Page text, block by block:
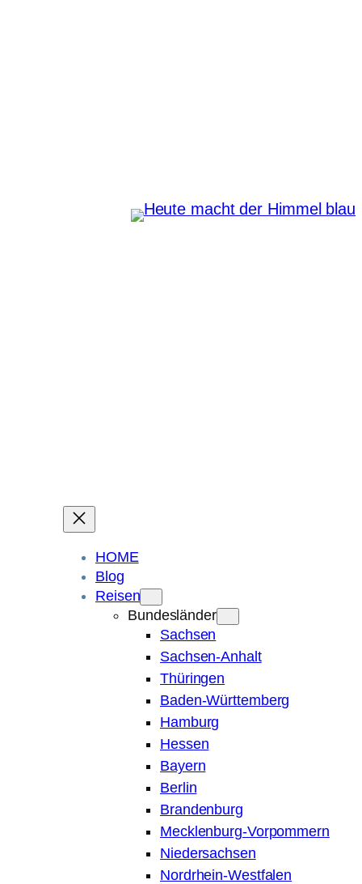
HOME
Blog
Reisen
Bundesländer
Sachsen
Sachsen-Anhalt
Thüringen
Baden-Württemberg
Hamburg
Hessen
Bayern
Berlin
Brandenburg
Mecklenburg-Vorpommern
Niedersachsen
Nordrhein-Westfalen